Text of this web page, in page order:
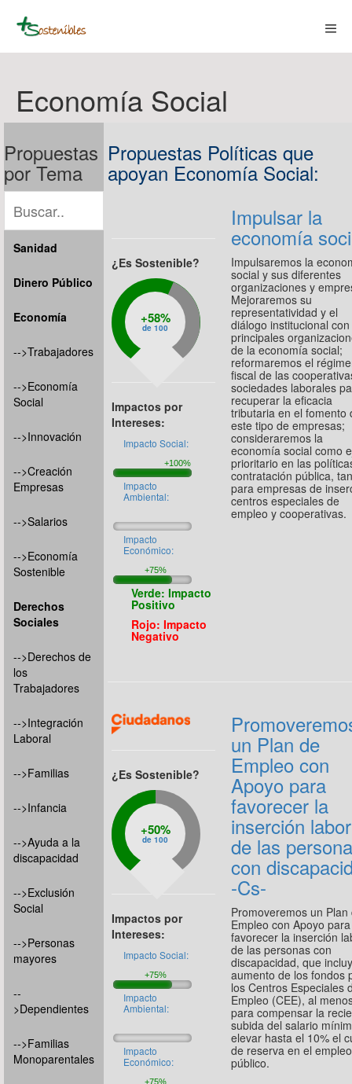
content
Economía Social
Propuestas
por Tema
Sanidad
Dinero Público
Economía
-->Trabajadores
-->Economía
Social
-->Innovación
-->Creación
Empresas
-->Salarios
-->Economía
Sostenible
Derechos
Sociales
-->Derechos de
los
Trabajadores
-->Integración
Laboral
-->Familias
-->Infancia
-->Ayuda a la
discapacidad
-->Exclusión
Social
-->Personas
mayores
--
>Dependientes
-->Familias
Monoparentales
Propuestas Políticas que
apoyan Economía Social:
¿Es Sostenible?
58%
de 100
Impactos por
Intereses:
Impacto Social:
Impacto
Ambiental:
Impacto
Económico:
Verde: Impacto
Positivo
Rojo: Impacto
Negativo
Impulsar la
economía
Impulsaremos la
social y sus diferentes
organizaciones y
Mejoraremos su
representatividad y el
diálogo institucional
principales
de la economía social;
reformaremos el
fiscal de las
sociedades laborales
recuperar la eficacia
tributaria en el fomento
este tipo de empresas;
consideraremos la
economía social como
prioritario en las
contratación pública,
para empresas de
centros especiales de
empleo y cooperativas.
¿Es Sostenible?
50%
de 100
Impactos por
Intereses:
Impacto Social:
Impacto
Ambiental:
Impacto
Económico:
un Plan de
Empleo con
Apoyo para
favorecer la
inserción
de las
con
-Cs-
Promoveremos un Plan
Empleo con Apoyo para
favorecer la inserción
de las personas con
discapacidad, que
aumento de los fondos
los Centros Especiales
Empleo (CEE), al
para compensar la
subida del salario
elevar hasta el 10% el
de reserva en el empleo
público.